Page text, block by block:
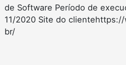
de Software Período de
11/2020 Site do
br/